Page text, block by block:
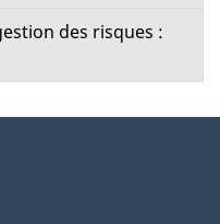
des risques :